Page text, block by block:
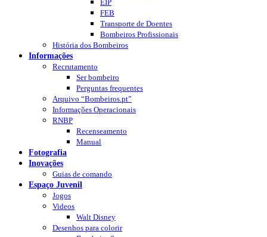
EIP
FEB
Transporte de Doentes
Bombeiros Profissionais
História dos Bombeiros
Informações
Recrutamento
Ser bombeiro
Perguntas frequentes
Arquivo “Bombeiros.pt”
Informações Operacionais
RNBP
Recenseamento
Manual
Fotografia
Inovações
Guias de comando
Espaço Juvenil
Jogos
Videos
Walt Disney
Desenhos para colorir